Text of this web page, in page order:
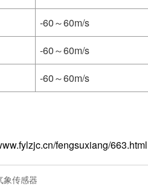
-60～60m/s
-60～60m/s
-60～60m/s
fengsuxiang/663.html
象传感器